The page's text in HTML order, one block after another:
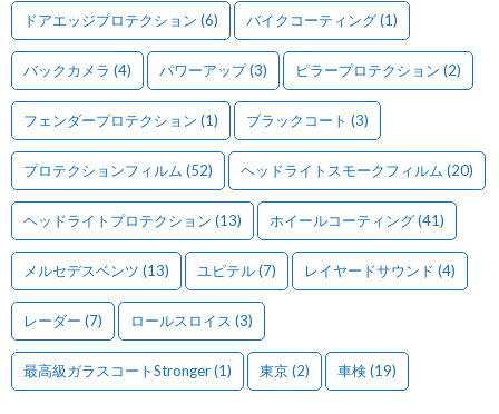
ドアエッジプロテクション (6) バイクコーティング(1)
バックカメラ (4) パワーアップ(3) ピラープロテクション (2)
フェンダープロテクション (1) ブラックコート (3)
プロテクションフィルム (52) ヘッドライトスモークフィルム (20)
ヘッドライトプロテクション (13) ホイールコーティング(41)
メルセデスベンツ (13) ユピテル(7) レイヤードサウンド (4)
レーダー (7) ロールスロイス (3)
最高級ガラスコートStronger(1) 東京(2) 車検 (19)